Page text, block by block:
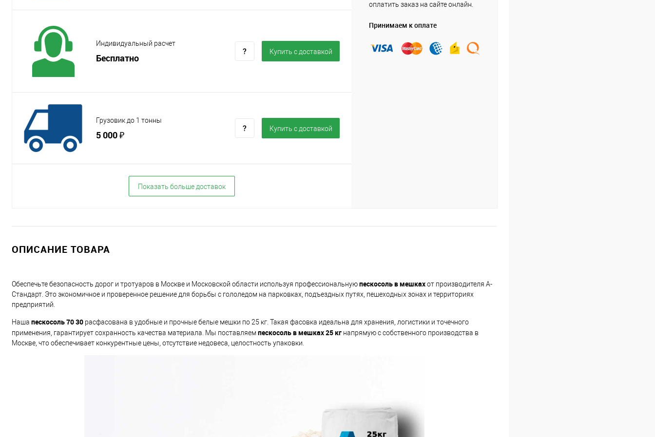
Индивидуальный расчет
Бесплатно
Купить c доставкой
Грузовик до 1 тонны
5 000 ₽
Купить c доставкой
Показать больше доставок
оплатить заказ на сайте онлайн.
Принимаем к оплате
ОПИСАНИЕ ТОВАРА
Обеспечьте безопасность дорог и тротуаров в Москве и Московской области используя профессиональнуюпескосоль в мешкахот производителя А-
Стандарт. Это экономичное и проверенное решение для борьбы с гололедом на парковках, подъездных путях, пешеходных зонах и территориях
предприятий.
Наша пескосоль 70 30 расфасована в удобные и прочные белые мешки по 25 кг. Такая фасовка идеальна для хранения, логистики и точечного
применения, гарантирует сохранность качества материала. Мы поставляемпескосоль в мешках 25 кг напрямую с собственного производства в
Москве, что обеспечивает конкурентные цены, отсутствие недовеса, целостность упаковки.